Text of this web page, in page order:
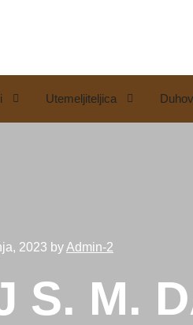
Utemeljiteljica
2023 byAdmin-2
S. M.